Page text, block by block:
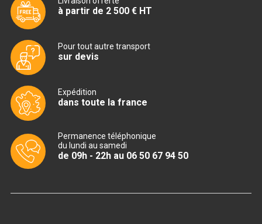
MACHINES À GLAÇONS
MACHINE À GRANITÉ
PRÉSENTOIR DE VENTE
VITRINE RÉFRIGÉRÉE
VITRINE À PÂTISSERIE
BUFFET CHAUD / FROID
à partir de 2 500 € HT
Pour tout autre transport
sur devis
Expédition
dans toute la france
Permanence téléphonique
du lundi au samedi
de 09h - 22h au 06 50 67 94 50